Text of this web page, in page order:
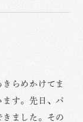
らめかけてま
ます。先日、パ
ました。その